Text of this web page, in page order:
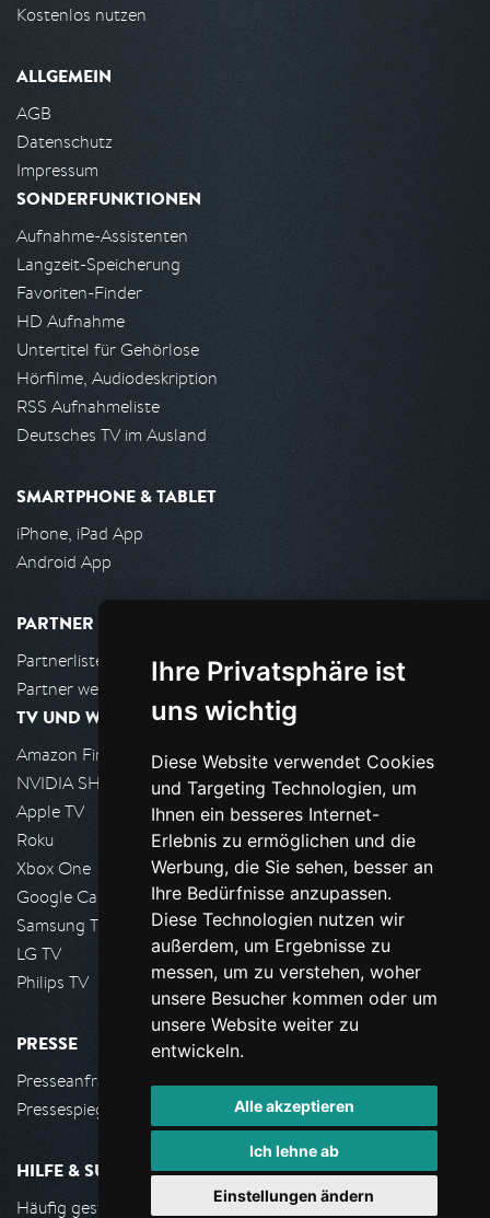
Ihre Privatsphäre ist
uns wichtig
Diese Website verwendet Cookies
und Targeting Technologien, um
Ihnen ein besseres Internet-
Erlebnis zu ermöglichen und die
Werbung, die Sie sehen, besser an
Ihre Bedürfnisse anzupassen.
Diese Technologien nutzen wir
außerdem, um Ergebnisse zu
messen, um zu verstehen, woher
unsere Besucher kommen oder um
unsere Website weiter zu
entwickeln.
Alle akzeptieren
Ich lehne ab
Einstellungen ändern
Kostenlos nutzen
ALLGEMEIN
AGB
Datenschutz
Impressum
SONDERFUNKTIONEN
Aufnahme-Assistenten
Langzeit-Speicherung
Favoriten-Finder
HD Aufnahme
Untertitel für Gehörlose
Hörfilme, Audiodeskription
RSS Aufnahmeliste
Deutsches TV im Ausland
SMARTPHONE & TABLET
iPhone, iPad App
Android App
PARTNER
Partnerliste
Partner werden
TV UND WOHNZIMMER
Amazon FireTV
NVIDIA SHIELD, Google TV
Apple TV
Roku
Xbox One
Google Cast
Samsung TV
LG TV
Philips TV
PRESSE
Presseanfrage stellen
Pressespiegel
HILFE & SUPPORT
Häufig gestellte Fragen